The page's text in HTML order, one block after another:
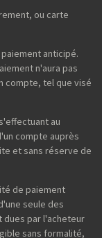
ou carte
anticipé.
n'aura pas
compte, tel que visé
au
compte auprès
et sans réserve de
de paiement
seule des
dues par l'acheteur
sans formalité,